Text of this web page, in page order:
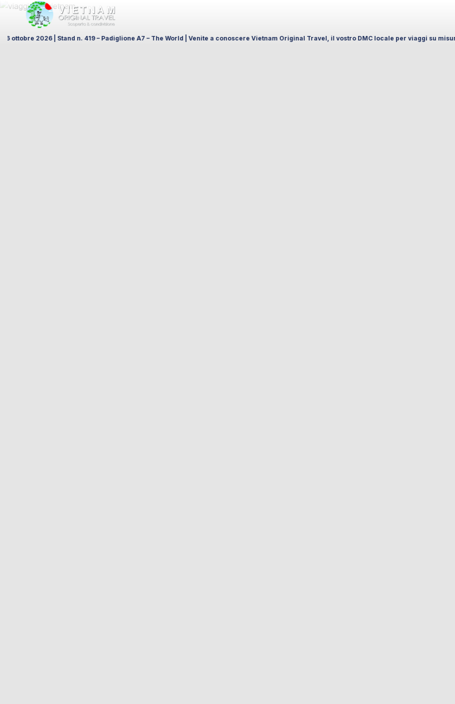
n. 419 – Padiglione A7 – The World | Venite a conoscere Vietnam Original Travel, il vostro DMC locale per viaggi su misura in Vietnam